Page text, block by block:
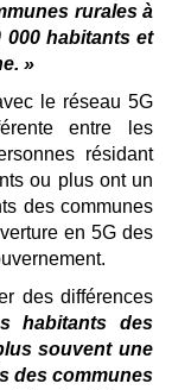
rurales à
000 habitants et
»
le réseau 5G
entre les
résidant
ou plus ont un
des communes
en 5G des
des différences
habitants des
souvent une
des communes